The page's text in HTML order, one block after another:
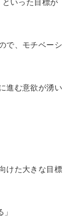
で、モチベーシ
進む意欲が湧い
けた大きな目標